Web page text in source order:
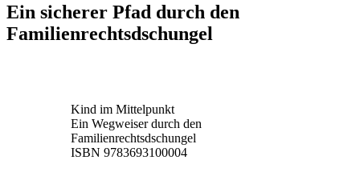
Ein sicherer Pfad durch den
Familienrechtsdschungel
Kind im Mittelpunkt
Ein Wegweiser durch den
Familienrechtsdschungel
ISBN 9783693100004